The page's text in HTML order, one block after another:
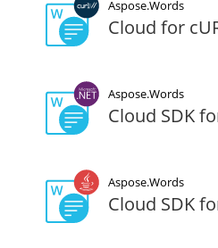
Aspose.Words
Cloud for
Aspose.Words
Cloud SDK
Aspose.Words
Cloud SDK